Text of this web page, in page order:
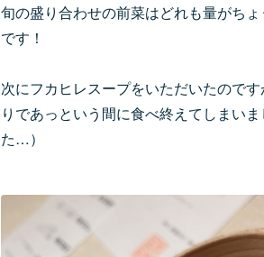
旬の盛り合わせの前菜はどれも量がち
です！
次にフカヒレスープをいただいたので
りであっという間に食べ終えてしまいま
た…）